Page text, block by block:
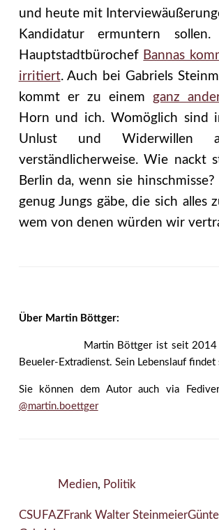
und heute mit
Kandidatur ermuntern
Hauptstadtbürochef Bannas
irritiert. Auch bei Gabriels
kommt er zu einem ganz
Horn und ich. Womöglich sind
Unlust und Widerwillen
verständlicherweise. Wie nackt
Berlin da, wenn sie
genug Jungs gäbe, die sich alles
wem von denen würden wir
Über Martin Böttger:
Martin Böttger ist seit 2014
Beueler-Extradienst. Sein Lebenslauf findet
Sie können dem Autor auch via
@martin.boettger
Medien, Politik
CSU FAZFrank Walter Steinmeier